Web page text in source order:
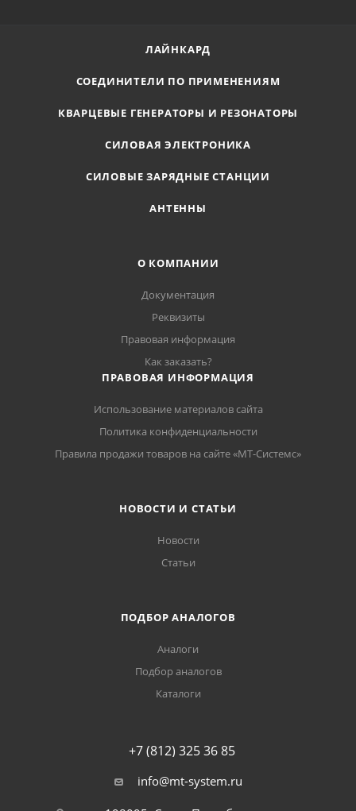
ЛАЙНКАРД
СОЕДИНИТЕЛИ ПО ПРИМЕНЕНИЯМ
КВАРЦЕВЫЕ ГЕНЕРАТОРЫ И РЕЗОНАТОРЫ
СИЛОВАЯ ЭЛЕКТРОНИКА
СИЛОВЫЕ ЗАРЯДНЫЕ СТАНЦИИ
АНТЕННЫ
О КОМПАНИИ
Документация
Реквизиты
Правовая информация
Как заказать?
ПРАВОВАЯ ИНФОРМАЦИЯ
Использование материалов сайта
Политика конфиденциальности
Правила продажи товаров на сайте «МТ-Системс»
НОВОСТИ И СТАТЬИ
Новости
Статьи
ПОДБОР АНАЛОГОВ
Аналоги
Подбор аналогов
Каталоги
+7 (812) 325 36 85
info@mt-system.ru